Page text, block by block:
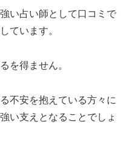
い占い師として口コミで
ています。
を得ません。
不安を抱えている方々に
い支えとなることでしょ